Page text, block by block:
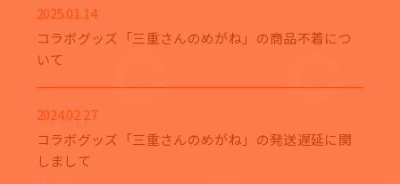
2025.01.14
コラボグッズ「三重さんのめがね」の商品不着につ
いて
2024.02.27
コラボグッズ「三重さんのめがね」の発送遅延に関
しまして